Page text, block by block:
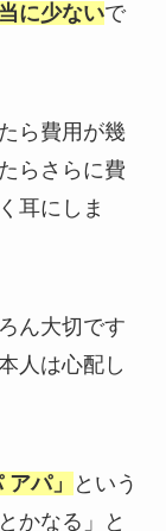
に少ないで
ら費用が幾
らさらに費
耳にしま
ん大切です
人は心配し
アパ」
という
かなる」と